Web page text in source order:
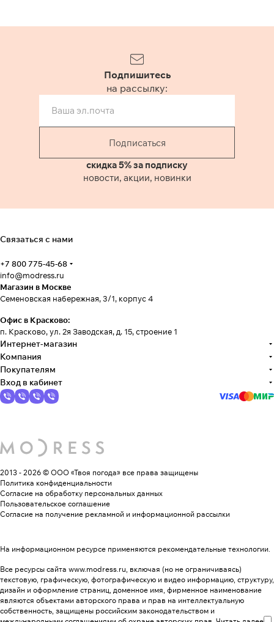
Подпишитесь
на рассылку:
Подписаться
скидка 5% за подписку
новости, акции, новинки
Связаться с нами
+7 800 775-45-68
info@modress.ru
Магазин в Москве
Семеновская набережная, 3/1, корпус 4
Офис в Красково:
п. Красково, ул. 2я Заводская, д. 15, строение 1
Интернет-магазин
Компания
Покупателям
Вход в кабинет
2013 - 2026 © ООО «Твоя погода» все права защищены
Политика конфиденциальности
Согласие на обработку персональных данных
Пользовательское соглашение
Согласие на получение рекламной и информационной рассылки
На информационном ресурсе применяются рекомендательные технологии.
Все ресурсы сайта www.modress.ru, включая (но не ограничиваясь)
текстовую, графическую, фотографическую и видео информацию, структуру,
дизайн и оформление страниц, доменное имя, фирменное наименование
являются объектами авторского права и прав на интеллектуальную
собственность, защищены российским законодательством и